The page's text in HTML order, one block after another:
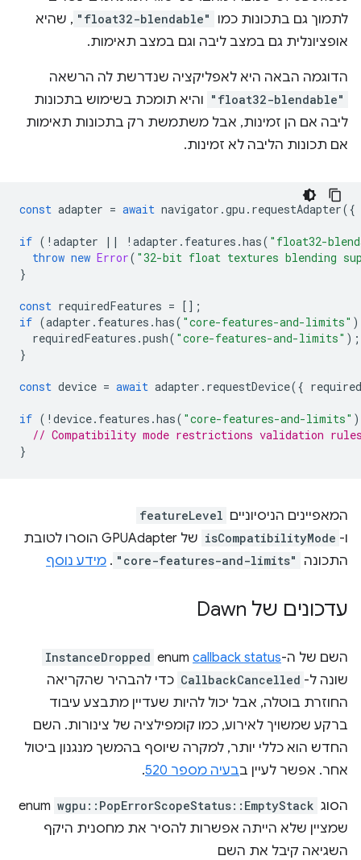
לתמוך גם בתכונות כמו
"float32-blendable" , שהיא
אופציונלית גם במצב ליבה וגם במצב תאימות.
הדוגמה הבאה היא לאפליקציה שנדרשת לה הרשאה
"float32-blendable" והיא תומכת בשימוש בתכונות
ליבה אם הן זמינות, אבל משתמשת רק בתכונות תאימות
אם תכונות הליבה לא זמינות.
const adapter = await navigator .gpu . requestAdapter({
if ( ! adapter || ! adapter . features .has( "float32-
throw new Error( "32-bit float textures blending
}
const requiredFeatures = [];
if (adapter . features .has( "core-features-and-limits"
requiredFeatures .push( "core-features-and-limits" );
}
const device = await adapter . requestDevice({
if ( ! device. features .has( "core-features-and-limits"
// Compatibility mode restrictions validation
}
המאפיינים הניסיוניים featureLevel
ו- isCompatibilityMode
של GPUAdapter הוסרו לטובת
התכונה
"core-features-and-limits"
. מידע נוסף
עדכונים של Dawn
השם של ה-enumcallback status
InstanceDropped
שונה ל- CallbackCancelled כדי להבהיר שהקריאה
החוזרת בוטלה, אבל יכול להיות שעדיין מתבצע עיבוד
ברקע שמשויך לאירוע, כמו קומפילציה של צינורות. השם
החדש הוא כללי יותר, למקרה שיוסף בהמשך מנגנון ביטול
אחר. אפשר לעיין בבעיה מספר 520 .
הסוג wgpu::PopErrorScopeStatus::EmptyStack
enum
שמציין שלא הייתה אפשרות להסיר את מחסנית היקף
השגיאה קיבל את השם